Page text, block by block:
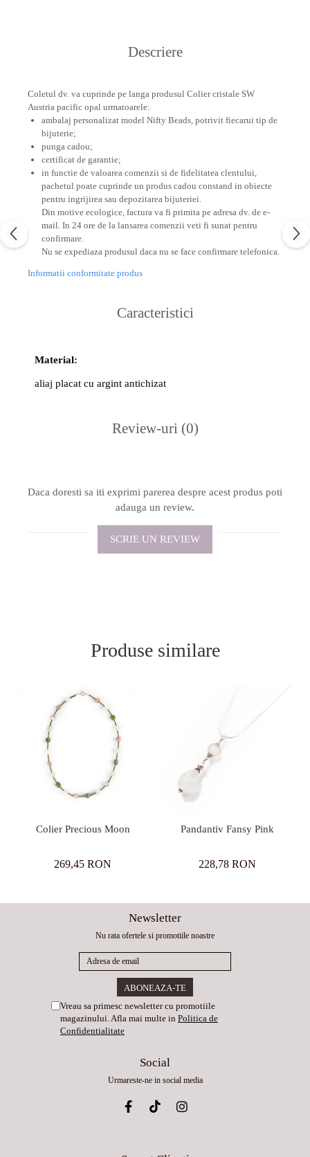
Descriere
Coletul dv. va cuprinde pe langa produsul Colier cristale SW
Austria pacific opal urmatoarele:
ambalaj personalizat model Nifty Beads, potrivit fiecarui tip de
bijuterie;
punga cadou;
certificat de garantie;
in functie de valoarea comenzii si de fidelitatea clentului,
pachetul poate cuprinde un produs cadou constand in obiecte
pentru ingrijirea sau depozitarea bijuteriei.
Din motive ecologice, factura va fi primita pe adresa dv. de e-
mail. In 24 ore de la lansarea comenzii veti fi sunat pentru
confirmare.
Nu se expediaza produsul daca nu se face confirmare telefonica.
Informatii conformitate produs
Caracteristici
Material:
aliaj placat cu argint antichizat
Review-uri (0)
Daca doresti sa iti exprimi parerea despre acest produs poti
adauga un review.
SCRIE UN REVIEW
Produse similare
Colier Precious Moon
269,45 RON
Pandantiv Fansy Pink
228,78 RON
Newsletter
Nu rata ofertele si promotiile noastre
Vreau sa primesc newsletter cu promotiile
magazinului. Afla mai multe in Politica de
Confidentialitate
Social
Urmareste-ne in social media